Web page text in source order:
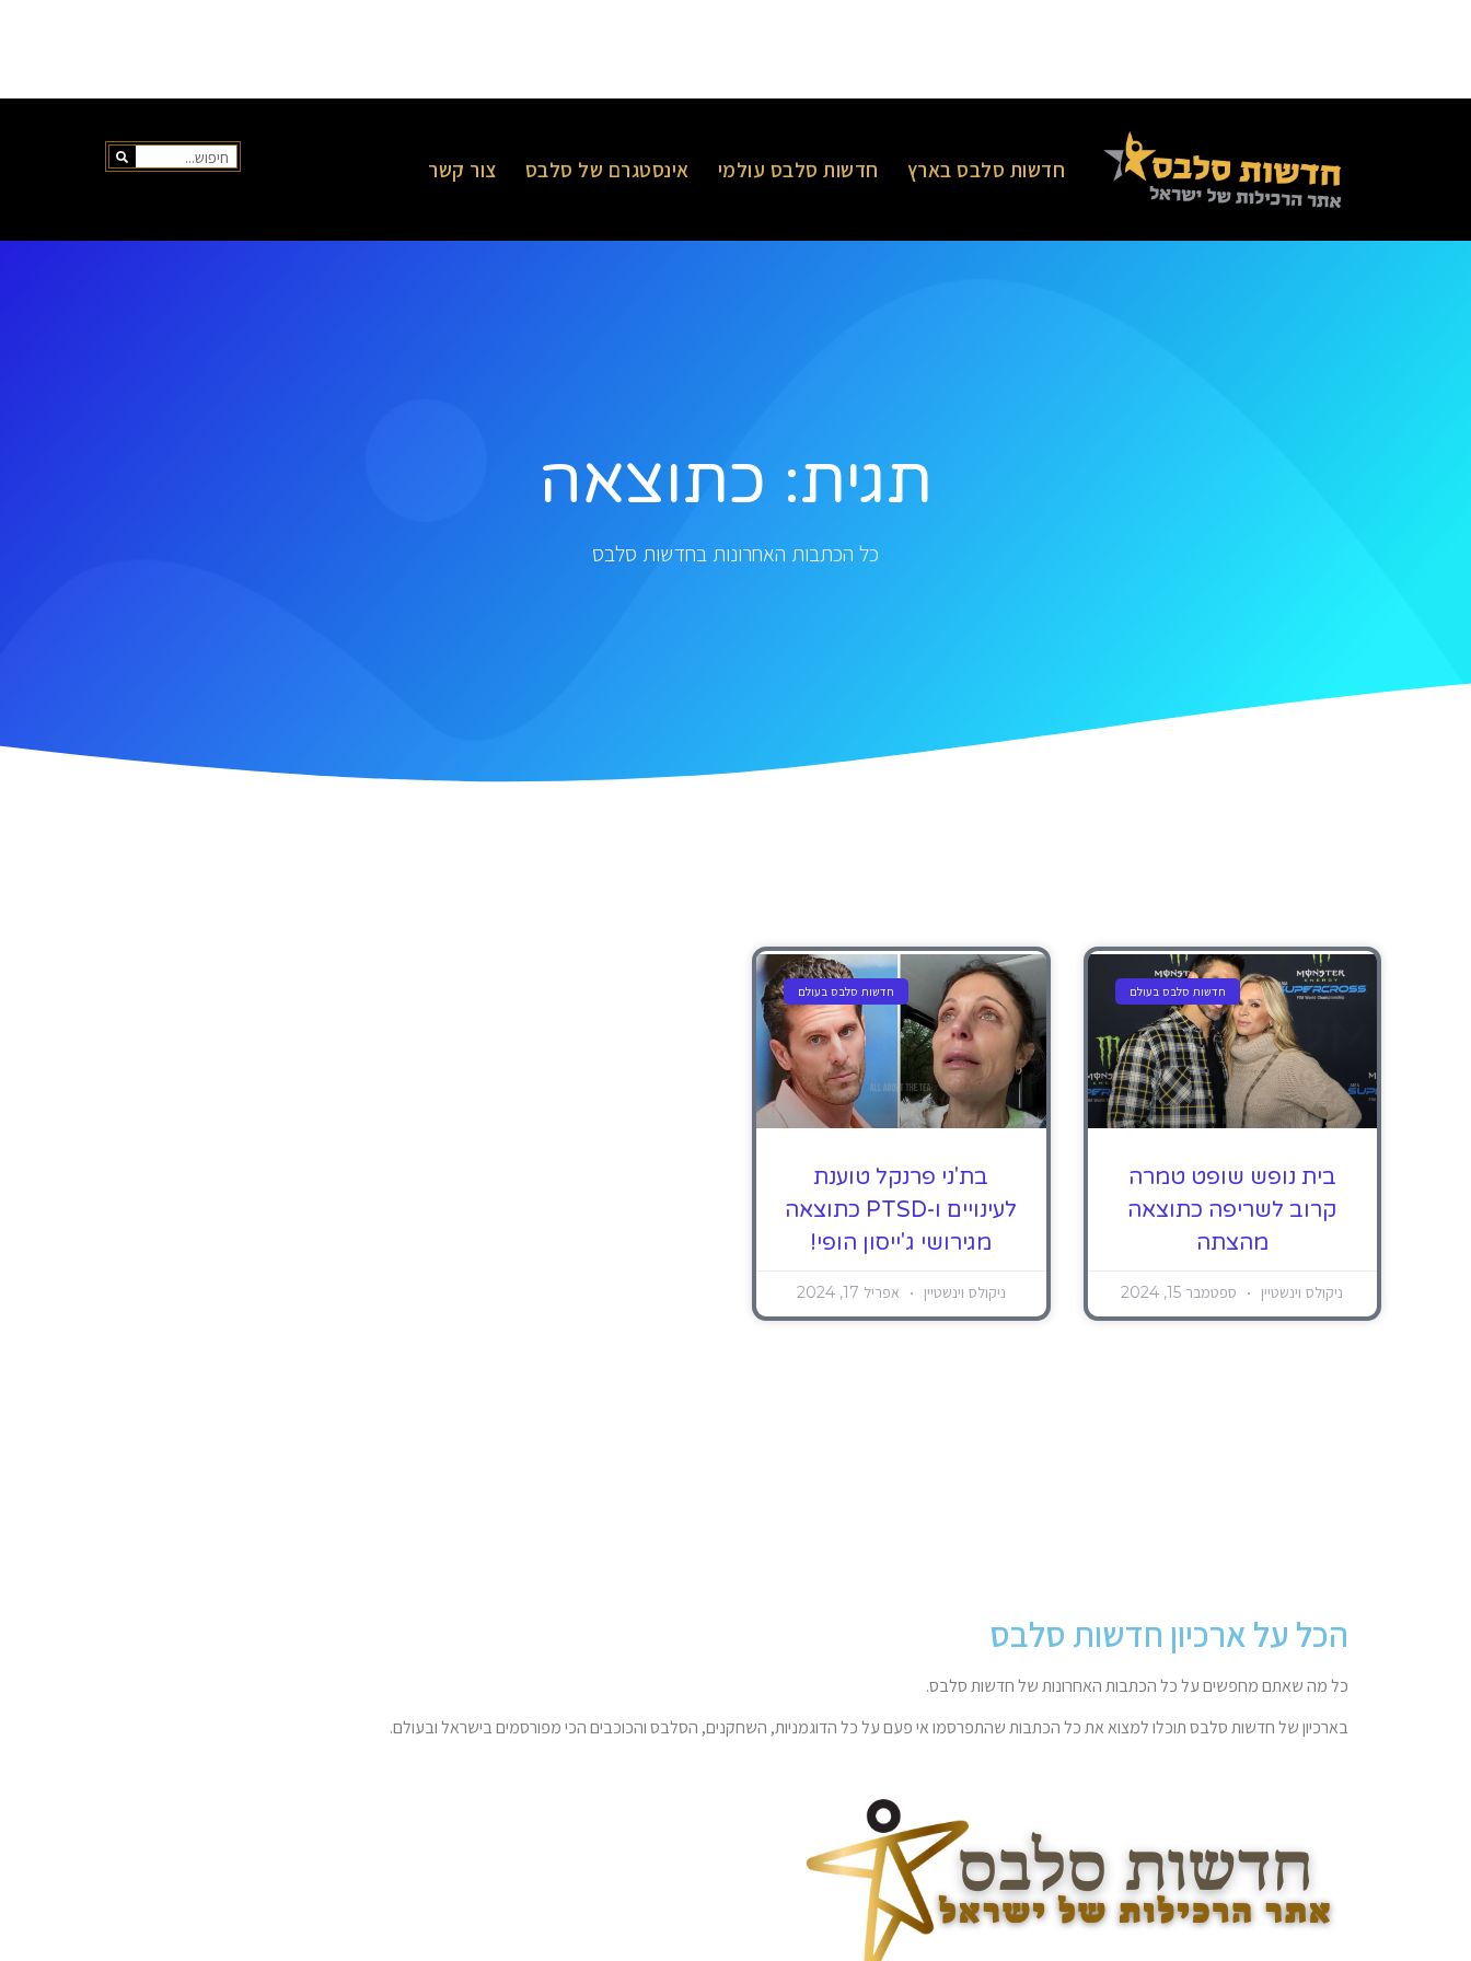
חדשות סלבס בארץ חדשות סלבס עולמי אינסטגרם של סלבס צור קשר
תגית: כתוצאה
כל הכתבות האחרונות בחדשות סלבס
חדשות סלבס בעולם
בית נופש שופט טמרה
קרוב לשריפה כתוצאה
מהצתה
ניקולס וינשטיין ספטמבר 15, 2024
חדשות סלבס בעולם
בת'ני פרנקל טוענת
לעינויים ו-PTSD כתוצאה
מגירושי ג'ייסון הופי!
ניקולס וינשטיין אפריל 17, 2024
הכל על ארכיון חדשות סלבס
כל מה שאתם מחפשים על כל הכתבות האחרונות של חדשות סלבס.
בארכיון של חדשות סלבס תוכלו למצוא את כל הכתבות שהתפרסמו אי פעם על כל הדוגמניות, השחקנים, הסלבס והכוכבים הכי מפורסמים בישראל ובעולם.